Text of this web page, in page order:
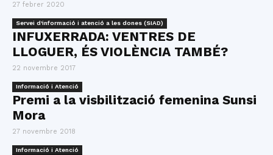
Maresme
27 febrer 2020
Servei d'informació i atenció a les dones (SIAD)
INFUXERRADA: VENTRES DE
LLOGUER, ÉS VIOLÈNCIA TAMBÉ?
22 novembre 2017
Informació i Atenció
Premi a la visbilització femenina Sunsi
Mora
27 novembre 2018
Informació i Atenció